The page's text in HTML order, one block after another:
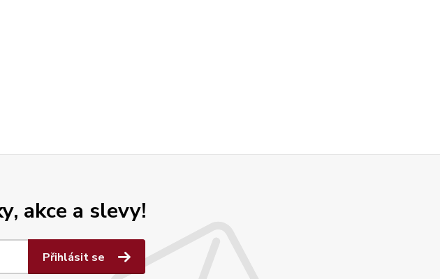
akce a slevy!
Přihlásit se